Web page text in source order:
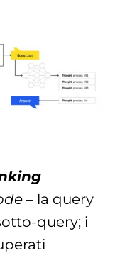
– la query
query; i